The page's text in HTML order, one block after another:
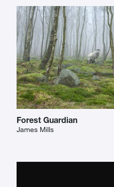
Forest Guardian
James Mills